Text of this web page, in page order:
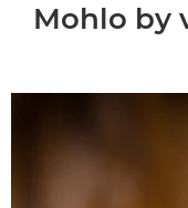
Mohlo by